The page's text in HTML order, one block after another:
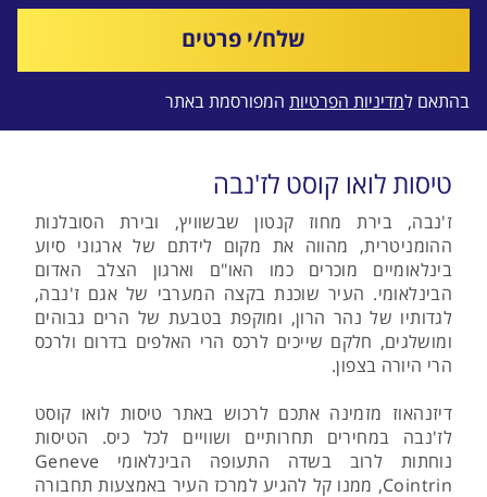
שלח/י פרטים
בהתאם למדיניות הפרטיות המפורסמת באתר
טיסות לואו קוסט לז'נבה
ז'נבה, בירת מחוז קנטון שבשוויץ, ובירת הסובלנות
ההומניטרית, מהווה את מקום לידתם של ארגוני סיוע
בינלאומיים מוכרים כמו האו"ם וארגון הצלב האדום
הבינלאומי. העיר שוכנת בקצה המערבי של אגם ז'נבה,
לגדותיו של נהר הרון, ומוקפת בטבעת של הרים גבוהים
ומושלגים, חלקם שייכים לרכס הרי האלפים בדרום ולרכס
הרי היורה בצפון.
דיזנהאוז מזמינה אתכם לרכוש באתר טיסות לואו קוסט
לז'נבה במחירים תחרותיים ושוויים לכל כיס. הטיסות
נוחתות לרוב בשדה התעופה הבינלאומי Geneve
Cointrin, ממנו קל להגיע למרכז העיר באמצעות תחבורה